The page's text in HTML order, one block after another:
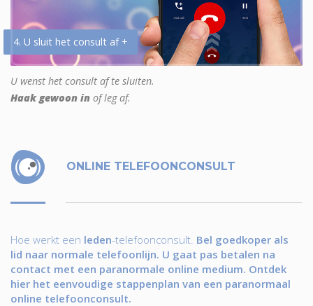
4. U sluit het consult af +
U wenst het consult af te sluiten.
Haak gewoon in of leg af.
ONLINE TELEFOONCONSULT
Hoe werkt een leden-telefoonconsult. Bel goedkoper als
lid naar normale telefoonlijn. U gaat pas betalen na
contact met een paranormale online medium. Ontdek
hier het eenvoudige stappenplan van een paranormaal
online telefoonconsult.